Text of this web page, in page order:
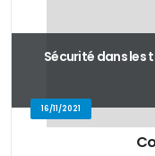
Sécurité dans les
16/11/2021